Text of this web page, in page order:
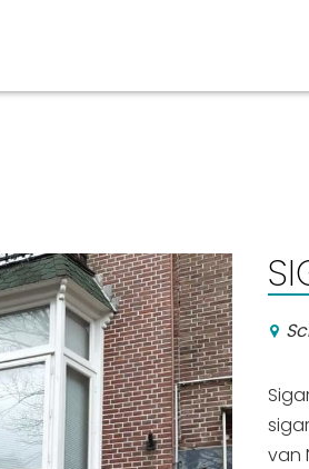
Watersport
Overnachten
Winkelen
van